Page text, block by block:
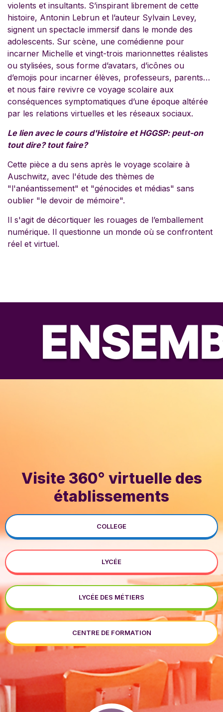
violents et insultants. S’inspirant librement de cette
histoire, Antonin Lebrun et l’auteur Sylvain Levey,
signent un spectacle immersif dans le monde des
adolescents. Sur scène, une comédienne pour
incarner Michelle et vingt-trois marionnettes réalistes
ou stylisées, sous forme d’avatars, d’icônes ou
d’emojis pour incarner élèves, professeurs, parents…
et nous faire revivre ce voyage scolaire aux
conséquences symptomatiques d’une époque altérée
par les relations virtuelles et les réseaux sociaux.
Le lien avec le cours d'Histoire et HGGSP: peut-on
tout dire? tout faire?
Cette pièce a du sens après le voyage scolaire à
Auschwitz, avec l'étude des thèmes de
"l'anéantissement" et "génocides et médias" sans
oublier "le devoir de mémoire".
Il s'agit de décortiquer les rouages de l’emballement
numérique. Il questionne un monde où se confrontent
réel et virtuel.
Visite 360° virtuelle des
établissements
COLLEGE
LYCÉE
LYCÉE DES MÉTIERS
CENTRE DE FORMATION